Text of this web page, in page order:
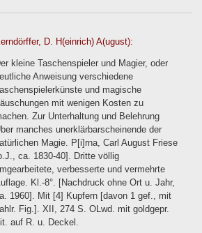
D. H(einrich) A(ugust):
kleine Taschenspieler und Magier, oder
Anweisung verschiedene
und magische
mit wenigen Kosten zu
Zur Unterhaltung und Belehrung
manches unerklärbarscheinende der
Magie. P[i]rna, Carl August Friese
ca. 1830-40]. Dritte völlig
verbesserte und vermehrte
Kl.-8°. [Nachdruck ohne Ort u. Jahr,
1960]. Mit [4] Kupfern [davon 1 gef., mit
Fig.]. XII, 274 S. OLwd. mit goldgepr.
auf R. u. Deckel.